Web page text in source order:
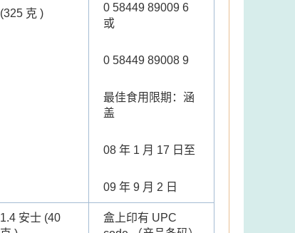
(325 克 )
0 58449 89009 6
或
0 58449 89008 9
最佳食用限期：涵
盖
08 年 1 月 17 日至
09 年 9 月 2 日
1.4 安士 (40
盒上印有 UPC